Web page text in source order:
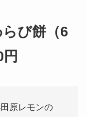
び餅（6
原レモンの